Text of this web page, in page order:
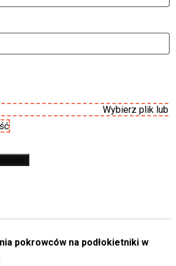
Wybierz plik lub
pokrowców na podłokietniki w